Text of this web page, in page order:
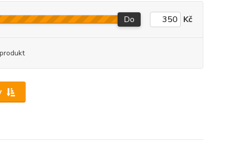
Do Kč